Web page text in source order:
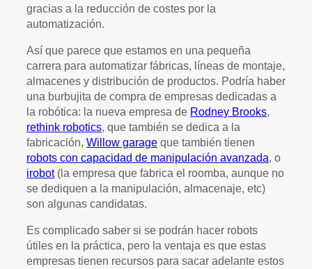
gracias a la reducción de costes por la
automatización.
Así que parece que estamos en una pequeña
carrera para automatizar fábricas, líneas de montaje,
almacenes y distribución de productos. Podría haber
una burbujita de compra de empresas dedicadas a
la robótica: la nueva empresa de Rodney Brooks,
rethink robotics, que también se dedica a la
fabricación, Willow garage que también tienen
robots con capacidad de manipulación avanzada, o
irobot(la empresa que fabrica el roomba, aunque no
se dediquen a la manipulación, almacenaje, etc)
son algunas candidatas.
Es complicado saber si se podrán hacer robots
útiles en la práctica, pero la ventaja es que estas
empresas tienen recursos para sacar adelante estos